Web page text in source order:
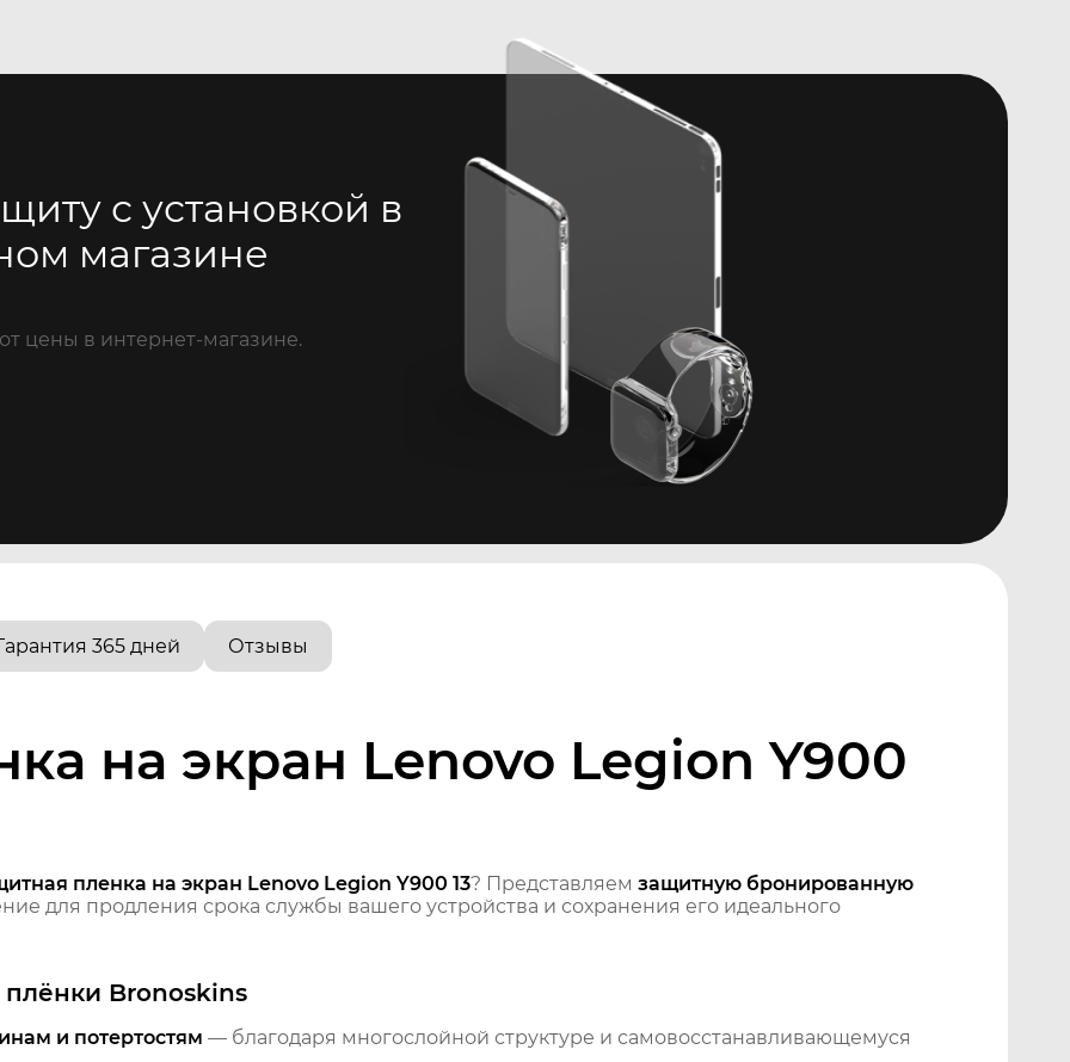
с установкой в
магазине
цены в интернет-магазине.
365 дней Отзывы
на экран Lenovo Legion Y900
пленка на экран Lenovo Legion Y900 13? Представляем защитную бронированную
для продления срока службы вашего устройства и сохранения его идеального
Bronoskins
и потертостям — благодаря многослойной структуре и самовосстанавливающемуся